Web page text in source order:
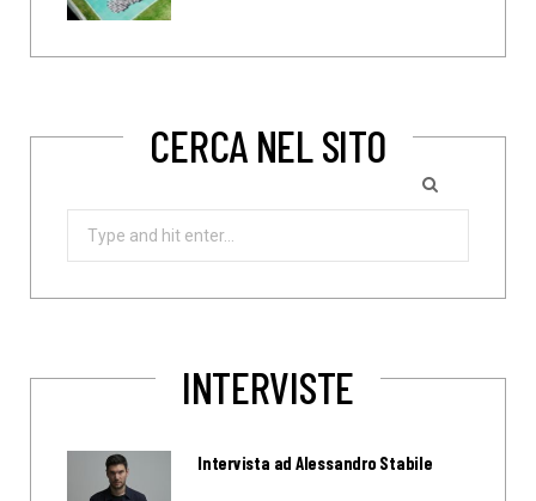
CERCA NEL SITO
Search
INTERVISTE
Intervista ad Alessandro Stabile